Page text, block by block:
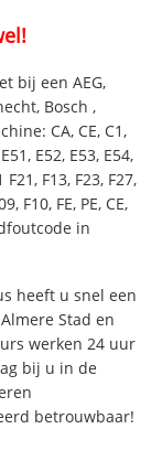
bij een AEG,
Bosch ,
CA, CE, C1,
E52, E53, E54,
F21, F13, F23, F27,
F10, FE, PE, CE,
in
heeft u snel een
Stad en
werken 24 uur
bij u in de
betrouwbaar!